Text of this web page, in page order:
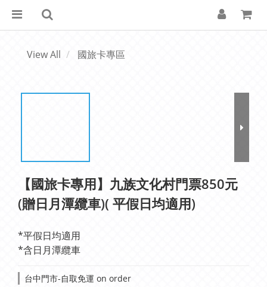
View All 國旅卡專區
【國旅卡專用】九族文化村門票850元
(贈日月潭纜車)( 平假日均適用)
*平假日均適用
*含日月潭纜車
台中門市-自取免運 on order